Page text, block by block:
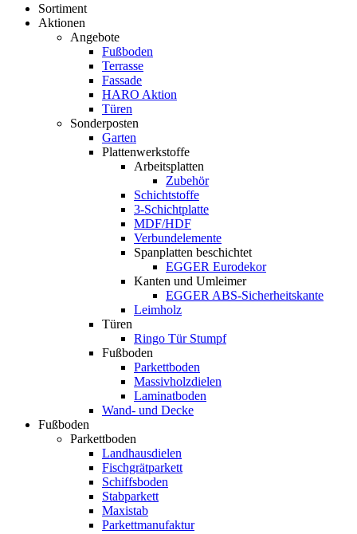
Sortiment
Aktionen
Angebote
Fußboden
Terrasse
Fassade
HARO Aktion
Türen
Sonderposten
Garten
Plattenwerkstoffe
Arbeitsplatten
Zubehör
Schichtstoffe
3-Schichtplatte
MDF/HDF
Verbundelemente
Spanplatten beschichtet
EGGER Eurodekor
Kanten und Umleimer
EGGER ABS-Sicherheitskante
Leimholz
Türen
Ringo Tür Stumpf
Fußboden
Parkettboden
Massivholzdielen
Laminatboden
Wand- und Decke
Fußboden
Parkettboden
Landhausdielen
Fischgrätparkett
Schiffsboden
Stabparkett
Maxistab
Parkettmanufaktur